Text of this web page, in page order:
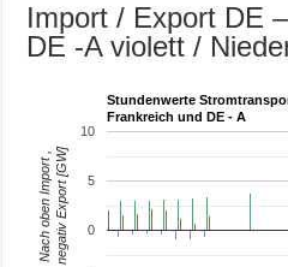
Import / Export DE
DE -A violett /
Stundenwerte
Frankreich und DE - A
0
5
10
Nach oben Import ,negativ Export [GW]